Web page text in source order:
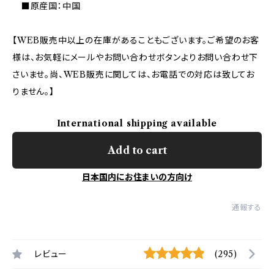
■原産国：中国
【WEB販売中以上の在庫があることもございます。ご希望のお客
様は、お気軽にメールやお問い合わせボタンよりお問い合わせ下
さいませ。尚、WEB販売に関しては、お電話での対応は致してお
りません。】
International shipping available
Add to cart
日本国内にお住まいの方向け
通報する
レビュー (295)